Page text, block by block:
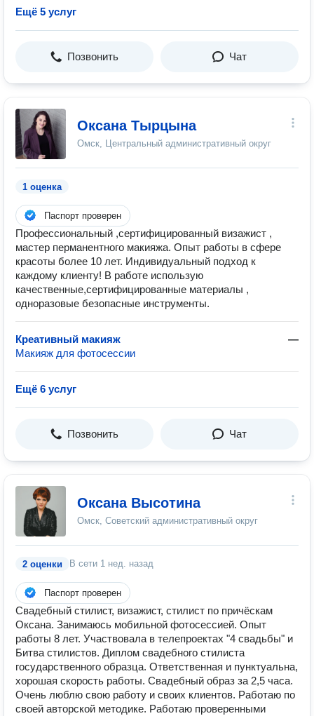
Ещё 5 услуг
Позвонить Чат
Оксана Тырцына
Омск, Центральный административный округ
1 оценка
Паспорт проверен
Профессиональный ,сертифицированный визажист ,
мастер перманентного макияжа. Опыт работы в сфере
красоты более 10 лет. Индивидуальный подход к
каждому клиенту! В работе использую
качественные,сертифицированные материалы ,
одноразовые безопасные инструменты.
Креативный макияж
—
Макияж для фотосессии
Ещё 6 услуг
Позвонить Чат
Оксана Высотина
Омск, Советский административный округ
2 оценки В сети 1 нед. назад
Паспорт проверен
Свадебный стилист, визажист, стилист по причёскам
Оксана. Занимаюсь мобильной фотосессией. Опыт
работы 8 лет. Участвовала в телепроектах "4 свадьбы" и
Битва стилистов. Диплом свадебного стилиста
государственного образца. Ответственная и пунктуальна,
хорошая скорость работы. Свадебный образ за 2,5 часа.
Очень люблю свою работу и своих клиентов. Работаю по
своей авторской методике. Работаю проверенными